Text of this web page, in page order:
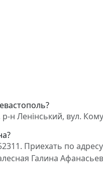
н Ленінський, вул.
Приехать по
Галина